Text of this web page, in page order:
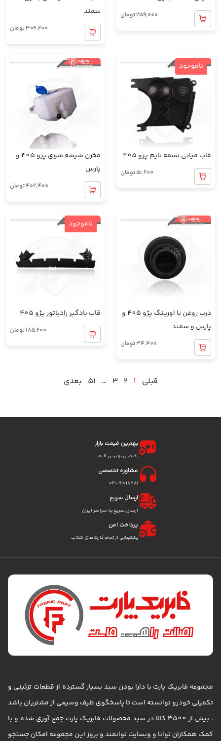
259,000تومان
سمند
306,200تومان
ناموجود
قاب میانی تسمه تایم پژو 405
51,600تومان
مخزن شیشه شوی پژو 405 و
پارس
402,400تومان
درب روغن با اورینگ پژو 405 و
پارس و سمند
34,400تومان
ناموجود
قاب بادگیر رادیاتور پژو 405
185,200تومان
قبلی 1
2
3
…
51 بعدی
بهترین قیمت بازار
تضمین بهترین قیمت
مشاوره تخصصی
۰۲۱-91018481
ارسال سریع
ارسال سریع به سراسر ایران
پرداخت امن
پشتیبانی از تمام کارت‌های شتاب
مجموعه فابریک پارت با دارا بودن سبد بسیار گسترده از قطعات تزئینی و
تکمیلی خودرو توانسته است تا پاسخگوی طیف وسیعی از مشتریان باشد
. بیش از 3500 کالا در سبد محصولات فابریک پارت جمع آوری شده و با
کمک همکاران توانا و وبسایت توانمند و بروز این مجموعه امکان جستجو